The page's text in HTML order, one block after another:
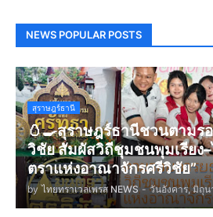
NEWS POPULAR POSTS
สุราษฎร์ธานี
🥚🍳สุราษฎร์ธานีชวนตามร
วิชัย สัมผัสวิถีชุมชนพุมเรียง
ตราแห่งอาณาจักรศรีวิชัย”
by ไทยทราเวลเพรส NEWS - วันอังคาร, มิถุ